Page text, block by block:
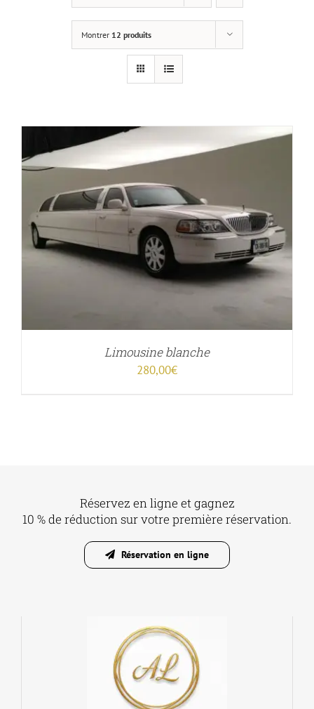
Montrer 12 produits
Limousine blanche
280,00€
Réservez en ligne et gagnez
10 % de réduction sur votre première réservation.
Réservation en ligne